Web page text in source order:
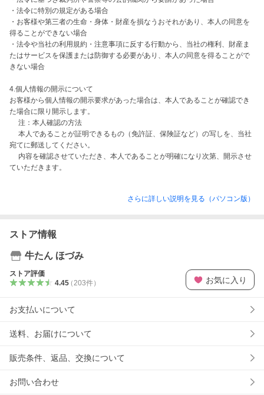
・法令に特別の規定がある場合
・お客様や第三者の生命・身体・財産を損なうおそれがあり、本人の同意を
得ることができない場合
・法令や当社の利用規約・注意事項に反する行動から、当社の権利、財産ま
たはサービスを保護または防御する必要があり、本人の同意を得ることがで
きない場合
4.個人情報の開示について
お客様から個人情報の開示要求があった場合は、本人であることが確認でき
た場合に限り開示します。
注：本人確認の方法
本人であることが証明できるもの（免許証、保険証など）の写しを、当社
宛てに郵送してください。
内容を確認させていただき、本人であることが明確になり次第、開示させ
さらに詳しい説明を見る（パソコン版）
ストア情報
牛たん ほづみ
ストア評価
4.45（ 203件） お気に入り
お支払いについて
送料、お届けについて
販売条件、返品、交換について
お問い合わせ